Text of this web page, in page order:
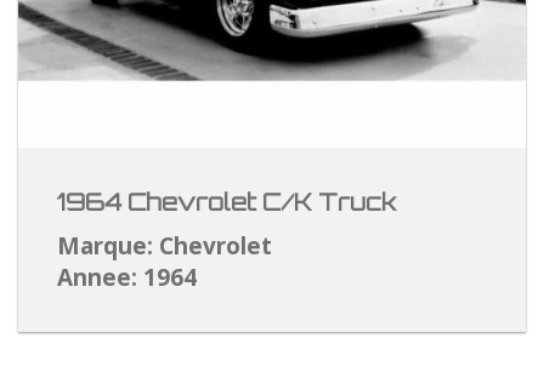
1964 Chevrolet C/K Truck
Marque: Chevrolet
Annee: 1964